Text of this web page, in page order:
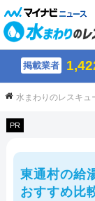
掲載業者
水まわりのレスキュ
PR
東通村の給
おすすめ比